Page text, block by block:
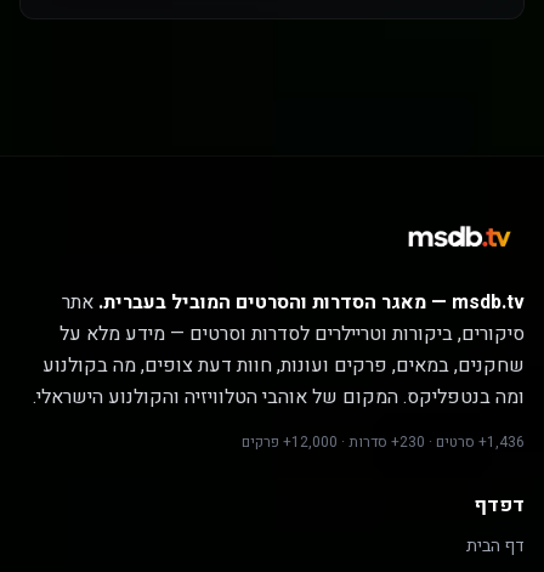
msdb.tv — מאגר הסדרות והסרטים המוביל בעברית.
אתר
סיקורים, ביקורות וטריילרים לסדרות וסרטים — מידע מלא על
שחקנים, במאים, פרקים ועונות, חוות דעת צופים, מה בקולנוע
ומה בנטפליקס. המקום של אוהבי הטלוויזיה והקולנוע הישראלי.
1,436+ סרטים · 230+ סדרות · 12,000+ פרקים
דפדף
דף הבית